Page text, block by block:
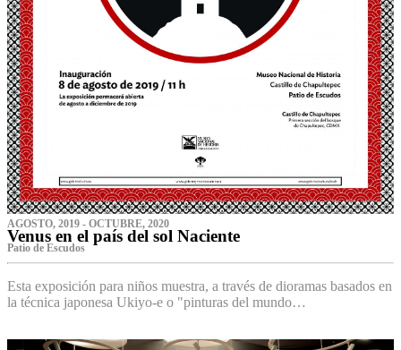
AGOSTO, 2019 - OCTUBRE, 2020
Venus en el país del sol Naciente
P‌atio de Escudos
Esta exposición para niños muestra, a través de dioramas basados en
la técnica japonesa Ukiyo-e o "pinturas del mundo…